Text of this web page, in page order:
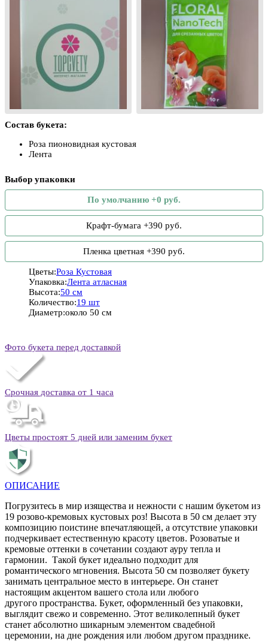
Состав букета:
Роза пионовидная кустовая
Лента
Выбор упаковки
По умолчанию +0 руб.
Крафт-бумага +390 руб.
Пленка цветная +390 руб.
Цветы:Роза Кустовая
Упаковка:Лента атласная
Высота:50 см
Количество:19 шт
Диаметр:около 50 см
Фото букета перед доставкой
Срочная доставка от 1 часа
Цветы простоят 5 дней или заменим букет
ОПИСАНИЕ
Погрузитесь в мир изящества и нежности с нашим букетом из
19 розово-кремовых кустовых роз! Высота в 50 см делает эту
композицию поистине впечатляющей, а отсутствие упаковки
подчеркивает естественную красоту цветов. Розоватые и
кремовые оттенки в сочетании создают ауру тепла и
гармонии. Такой букет идеально подходит для
романтического мгновения. Высота 50 см позволяет букету
занимать центральное место в интерьере. Он станет
настоящим акцентом вашего стола или любого
другого пространства. Букет, оформленный без упаковки,
выглядит свежо и современно. Этот великолепный букет
станет абсолютно шикарным элементом свадебной
церемонии, на дне рождения или любом другом празднике.